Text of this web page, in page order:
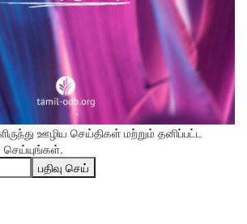
ஊழிய செய்திகள் மற்றும் தனிப்பட்ட
செய்யுங்கள்.
பதிவு செய்